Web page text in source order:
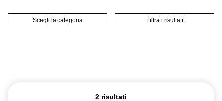
Scegli la categoria Filtra i risultati
2 risultati